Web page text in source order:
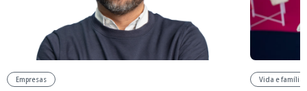
Empresas Vida e família